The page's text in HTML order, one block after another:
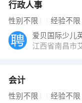
行政人事
性别不限 经验不限
爱贝国际少儿
江西省南昌市
会计
性别不限 经验不限